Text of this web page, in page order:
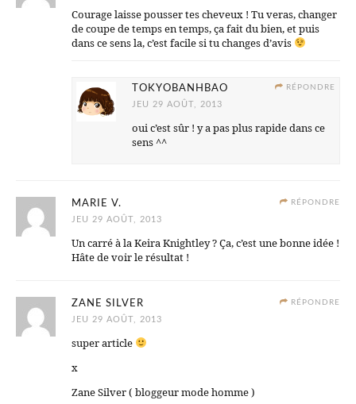
Courage laisse pousser tes cheveux ! Tu veras, changer
de coupe de temps en temps, ça fait du bien, et puis
dans ce sens la, c’est facile si tu changes d’avis
RÉPONDRE
TOKYOBANHBAO
JEU 29 AOÛT, 2013
oui c’est sûr ! y a pas plus rapide dans ce
sens ^^
RÉPONDRE
MARIE V.
JEU 29 AOÛT, 2013
Un carré à la Keira Knightley ? Ça, c’est une bonne idée !
Hâte de voir le résultat !
RÉPONDRE
ZANE SILVER
JEU 29 AOÛT, 2013
super article
x
Zane Silver ( bloggeur mode homme )